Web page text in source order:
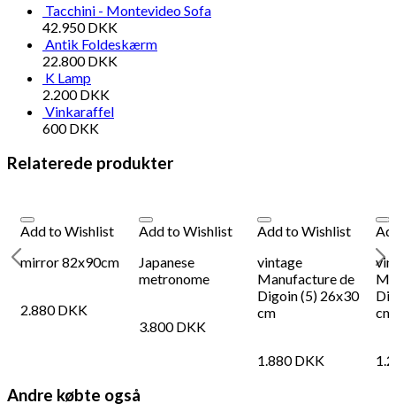
Tacchini - Montevideo Sofa
42.950DKK
Antik Foldeskærm
22.800DKK
K Lamp
2.200DKK
Vinkaraffel
600DKK
Relaterede produkter
Add to Wishlist
mirror 82x90cm
2.880DKK
Add to Wishlist
Japanese
metronome
3.800DKK
Add to Wishlist
vintage
Manufacture de
Digoin (5) 26x30
cm
1.880DKK
cm
Andre købte også